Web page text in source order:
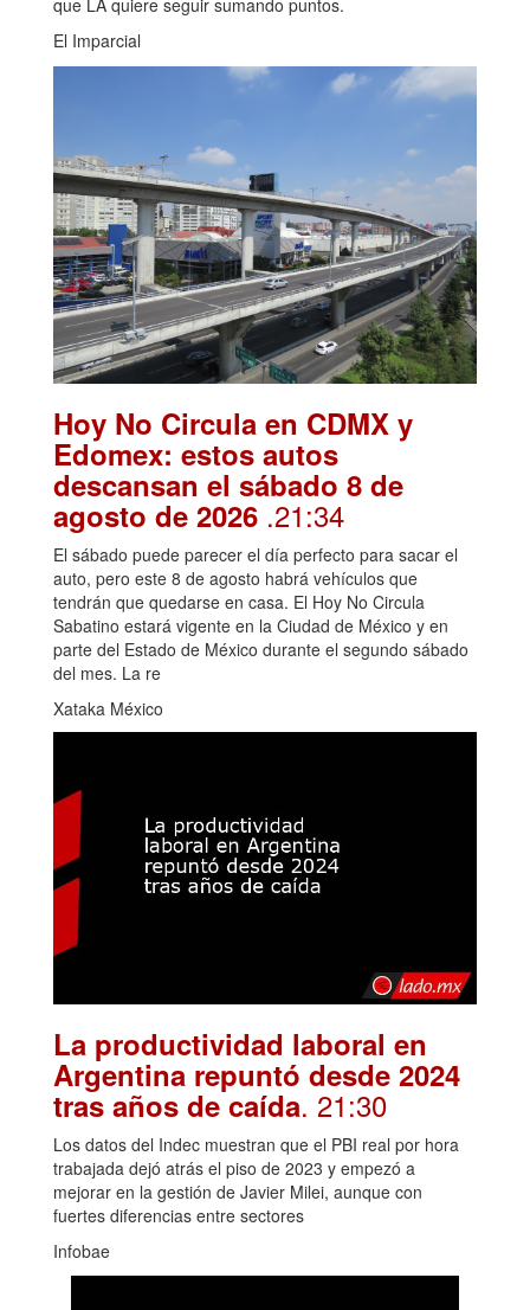
El Imparcial
Hoy No Circula en CDMX y
Edomex: estos autos
descansan el sábado 8 de
agosto de 2026 .21:34
El sábado puede parecer el día perfecto para sacar el
auto, pero este 8 de agosto habrá vehículos que
tendrán que quedarse en casa. El Hoy No Circula
Sabatino estará vigente en la Ciudad de México y en
parte del Estado de México durante el segundo sábado
del mes. La re
Xataka México
La productividad laboral en
Argentina repuntó desde 2024
tras años de caída. 21:30
Los datos del Indec muestran que el PBI real por hora
trabajada dejó atrás el piso de 2023 y empezó a
mejorar en la gestión de Javier Milei, aunque con
fuertes diferencias entre sectores
Infobae